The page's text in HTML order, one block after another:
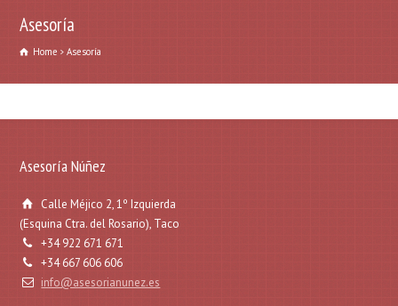
Asesoría
Home Asesoría
Asesoría Núñez
Calle Méjico 2, 1º Izquierda
(Esquina Ctra. del Rosario), Taco
+34 922 671 671
+34 667 606 606
info@asesorianunez.es